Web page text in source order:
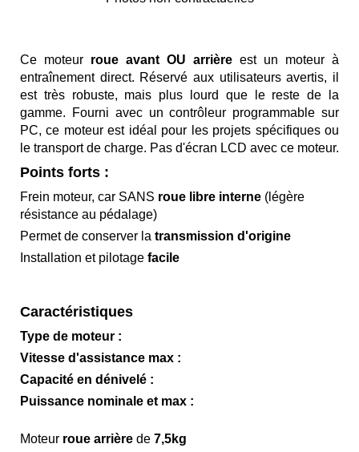
the
images
gallery
beginning
of
the
images
gallery
Ce moteur roue avant OU arrière est un moteur à
entraînement direct. Réservé aux utilisateurs avertis, il
est très robuste, mais plus lourd que le reste de la
gamme. Fourni avec un contrôleur programmable sur
PC, ce moteur est idéal pour les projets spécifiques ou
le transport de charge. Pas d'écran LCD avec ce moteur.
Points forts :
Frein moteur, car SANS roue libre interne (légère
résistance au pédalage)
Permet de conserver la transmission d'origine
Installation et pilotage facile
Caractéristiques
Type de moteur :
Vitesse d'assistance max :
Capacité en dénivelé :
Puissance nominale et max :
Moteur roue arrière de 7,5kg